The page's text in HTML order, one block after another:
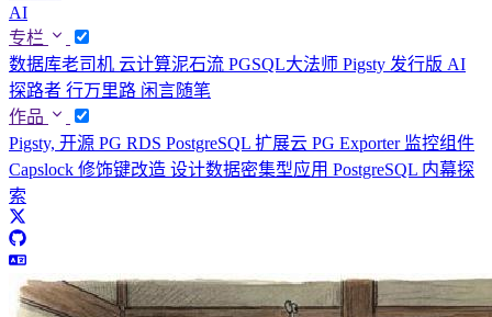
AI
专栏
数据库老司机 云计算泥石流 PGSQL大法师 Pigsty 发行版 AI
探路者 行万里路 闲言随笔
作品
Pigsty, 开源 PG RDS PostgreSQL 扩展云 PG Exporter 监控组件
Capslock 修饰键改造 设计数据密集型应用 PostgreSQL 内幕探
索